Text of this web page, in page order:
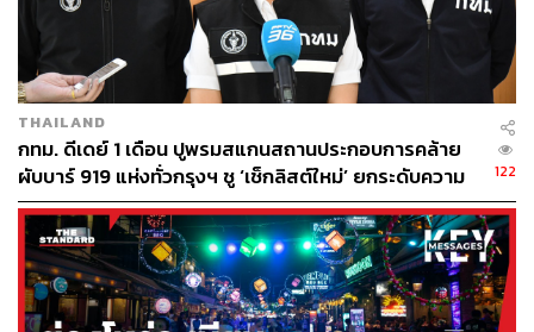
ออร์แกนิก (Organic Wine) คู่กับผัดไทยรสแซ่บสูตรที่เชฟต้น
ชอบกิน โดยตอนนี้คุณเลือกชิลได้ทั้งสองสาขา ท่าเตียนและ
วิทยุ ภายในร้านอาหาร Baan
อ่านรีวิวฉบับเต็มได้ที่
ดูรายละเอียดเพิ่มเติมได้ที่https://www.facebook.com/mayrai
bkk
THAILAND
กทม. ดีเดย์ 1 เดือน ปูพรมสแกนสถานประกอบการคล้าย
ผับบาร์ 919 แห่งทั่วกรุงฯ ชู ‘เช็กลิสต์ใหม่’ ยกระดับความ
ปลอดภัย
122